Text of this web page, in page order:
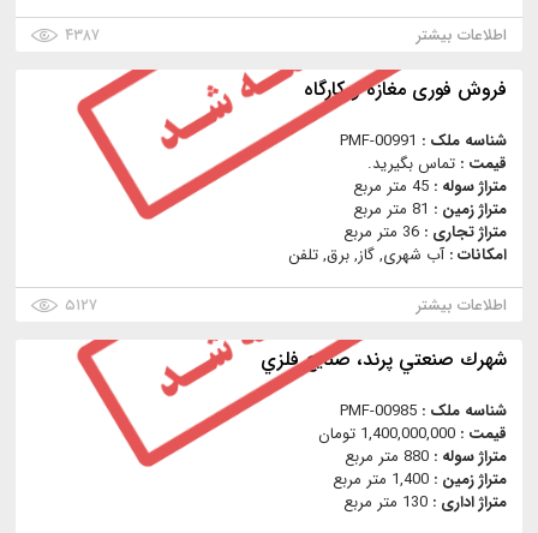
اطلاعات بیشتر
۴۳۸۷
فروش فوری مغازه و کارگاه
شناسه ملک : PMF-00991
قیمت : تماس بگیرید.
متراژ سوله : 45 متر مربع
متراژ زمین : 81 متر مربع
متراژ تجاری : 36 متر مربع
امکانات :آب شهری, گاز, برق, تلفن
اطلاعات بیشتر
۵۱۲۷
شهرك صنعتي پرند، صنايع فلزي
شناسه ملک : PMF-00985
قیمت : 1,400,000,000 تومان
متراژ سوله : 880 متر مربع
متراژ زمین : 1,400 متر مربع
متراژ اداری : 130 متر مربع